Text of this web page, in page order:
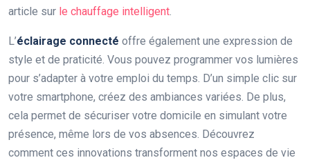
article sur le chauffage intelligent.
L’éclairage connecté offre également une expression de
style et de praticité. Vous pouvez programmer vos lumières
pour s’adapter à votre emploi du temps. D’un simple clic sur
votre smartphone, créez des ambiances variées. De plus,
cela permet de sécuriser votre domicile en simulant votre
présence, même lors de vos absences. Découvrez
comment ces innovations transforment nos espaces de vie